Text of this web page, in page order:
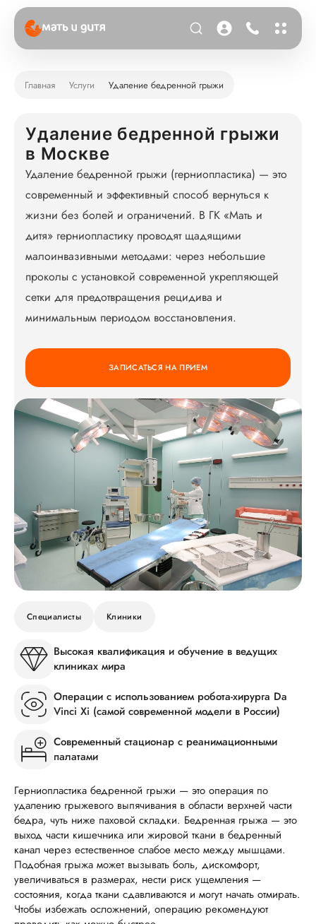
Главная Услуги Удаление бедренной грыжи
Удаление бедренной грыжи
в Москве
Удаление бедренной грыжи (герниопластика) — это
современный и эффективный способ вернуться к
жизни без болей и ограничений. В ГК «Мать и
дитя» герниопластику проводят щадящими
малоинвазивными методами: через небольшие
проколы с установкой современной укрепляющей
сетки для предотвращения рецидива и
минимальным периодом восстановления.
ЗАПИСАТЬСЯ НА ПРИЕМ
Специалисты Клиники
Высокая квалификация и обучение в ведущих
клиниках мира
Операции с использованием робота-хирурга Da
Vinci Xi (самой современной модели в России)
Современный стационар с реанимационными
палатами
Герниопластика бедренной грыжи — это операция по
удалению грыжевого выпячивания в области верхней части
бедра, чуть ниже паховой складки. Бедренная грыжа — это
выход части кишечника или жировой ткани в бедренный
канал через естественное слабое место между мышцами.
Подобная грыжа может вызывать боль, дискомфорт,
увеличиваться в размерах, нести риск ущемления —
состояния, когда ткани сдавливаются и могут начать отмирать.
Чтобы избежать осложнений, операцию рекомендуют